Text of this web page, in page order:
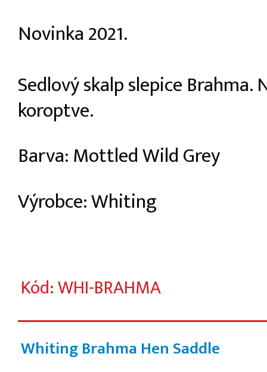
Novinka 2021.
Sedlový skalp slepice Brahma.
koroptve.
Barva: Mottled Wild Grey
Výrobce: Whiting
Kód: WHI-BRAHMA
Whiting Brahma Hen Saddle